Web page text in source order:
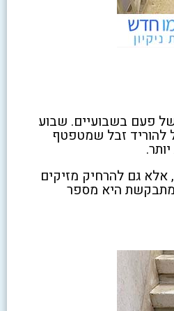
פעם בשבועיים. שבוע
להוריד זבל שמטפטף
אלא גם להרחיק מזיקים
היא מספר